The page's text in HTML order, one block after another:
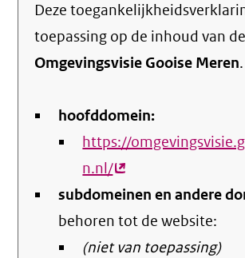
Deze
toepassing op de inhoud van
Omgevingsvisie Gooise Meren.
hoofddomein:
https://
n.nl/(externe
link)
subdomeinen en andere
behoren tot de website:
(niet van toepassing)